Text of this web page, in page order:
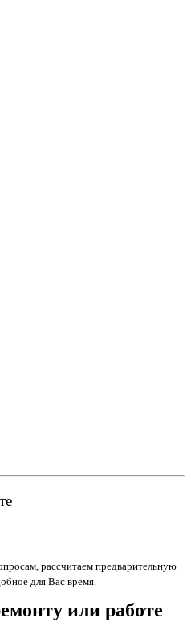
рассчитаем предварительную
для Вас время.
или работе